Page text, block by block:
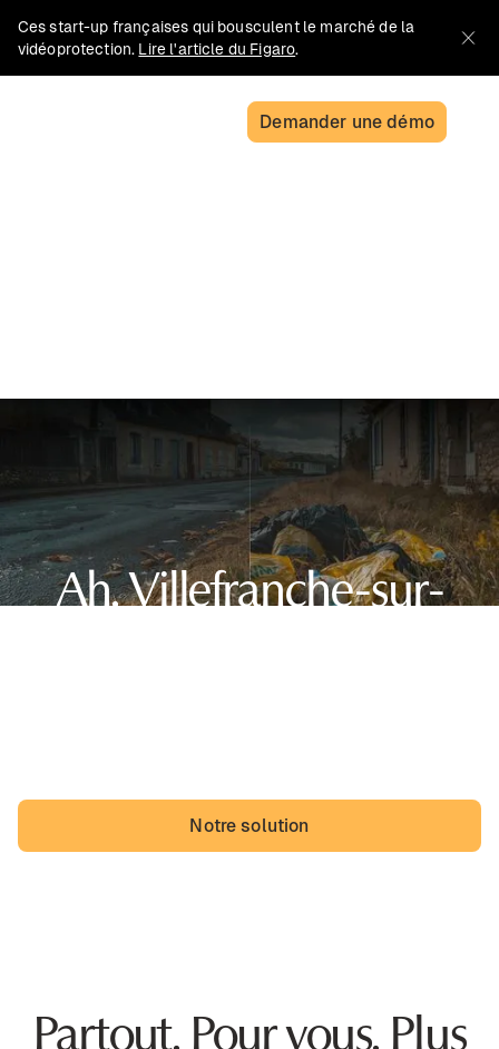
Ces start-up françaises qui bousculent le marché de la
vidéoprotection. Lire l'article du Figaro.
Demander une démo
Ah, Villefranche-sur-
Notre solution
Partout. Pour vous. Plus